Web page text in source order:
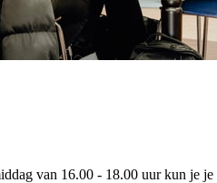
van 16.00 - 18.00 uur kun je